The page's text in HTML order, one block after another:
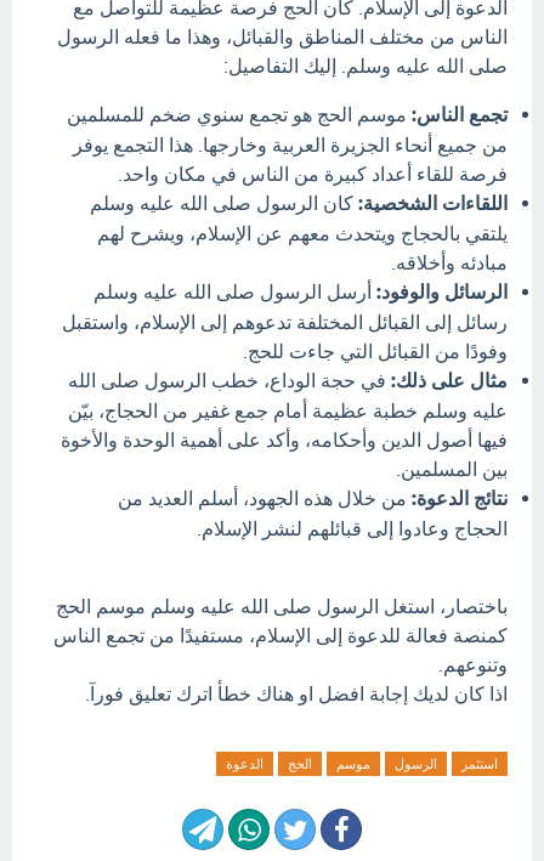
الدعوة إلى الإسلام. كان الحج فرصة عظيمة للتواصل مع
الناس من مختلف المناطق والقبائل، وهذا ما فعله الرسول
صلى الله عليه وسلم. إليك التفاصيل:
تجمع الناس: موسم الحج هو تجمع سنوي ضخم للمسلمين
من جميع أنحاء الجزيرة العربية وخارجها. هذا التجمع يوفر
فرصة للقاء أعداد كبيرة من الناس في مكان واحد.
اللقاءات الشخصية: كان الرسول صلى الله عليه وسلم
يلتقي بالحجاج ويتحدث معهم عن الإسلام، ويشرح لهم
مبادئه وأخلاقه.
الرسائل والوفود: أرسل الرسول صلى الله عليه وسلم
رسائل إلى القبائل المختلفة تدعوهم إلى الإسلام، واستقبل
وفودًا من القبائل التي جاءت للحج.
مثال على ذلك: في حجة الوداع، خطب الرسول صلى الله
عليه وسلم خطبة عظيمة أمام جمع غفير من الحجاج، بيّن
فيها أصول الدين وأحكامه، وأكد على أهمية الوحدة والأخوة
بين المسلمين.
نتائج الدعوة: من خلال هذه الجهود، أسلم العديد من
الحجاج وعادوا إلى قبائلهم لنشر الإسلام.
باختصار، استغل الرسول صلى الله عليه وسلم موسم الحج
كمنصة فعالة للدعوة إلى الإسلام، مستفيدًا من تجمع الناس
وتنوعهم.
اذا كان لديك إجابة افضل او هناك خطأ اترك تعليق فورآ.
استثمر الرسول موسم الحج الدعوة